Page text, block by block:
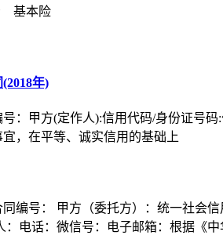
基本险
年)
：甲方(定作人):信用代码/身份证号
，在平等、诚实信用的基础上
编号： 甲方（委托方）：统一社会
：电话：微信号：电子邮箱：根据《